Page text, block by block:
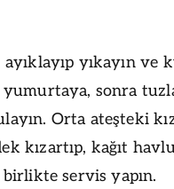
ayıklayıp yıkayın ve
yumurtaya, sonra
Orta ateşteki
kızartıp, kağıt
servis yapın.